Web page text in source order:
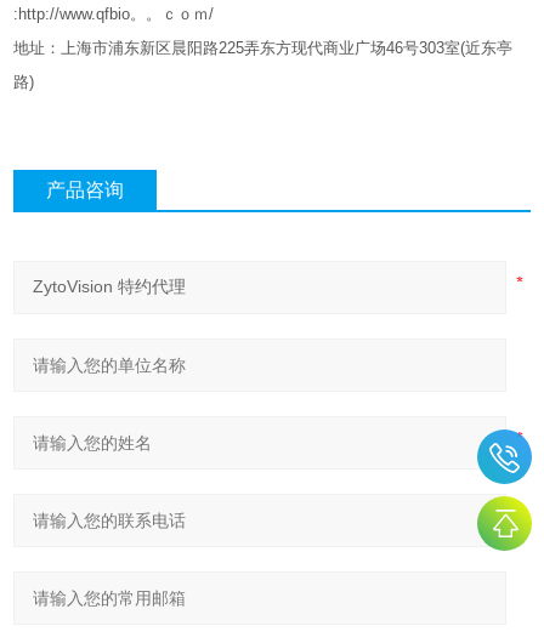
:http://www.qfbio。。ｃｏｍ/
地址：上海市浦东新区晨阳路225弄东方现代商业广场46号303室(近东亭
路)
产品咨询